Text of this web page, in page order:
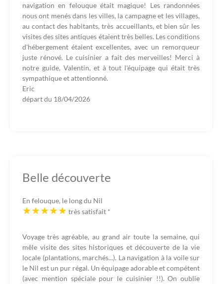
navigation en felouque était magique! Les randonnées
nous ont menés dans les villes, la campagne et les villages,
au contact des habitants, très accueillants, et bien sûr les
visites des sites antiques étaient très belles. Les conditions
d'hébergement étaient excellentes, avec un remorqueur
juste rénové. Le cuisinier a fait des merveilles! Merci à
notre guide, Valentin, et à tout l'équipage qui était très
sympathique et attentionné.
Eric
départ du 18/04/2026
Belle découverte
En felouque, le long du Nil
très satisfait *
Voyage très agréable, au grand air toute la semaine, qui
mêle visite des sites historiques et découverte de la vie
locale (plantations, marchés...). La navigation à la voile sur
le Nil est un pur régal. Un équipage adorable et compétent
(avec mention spéciale pour le cuisinier !!). On oublie